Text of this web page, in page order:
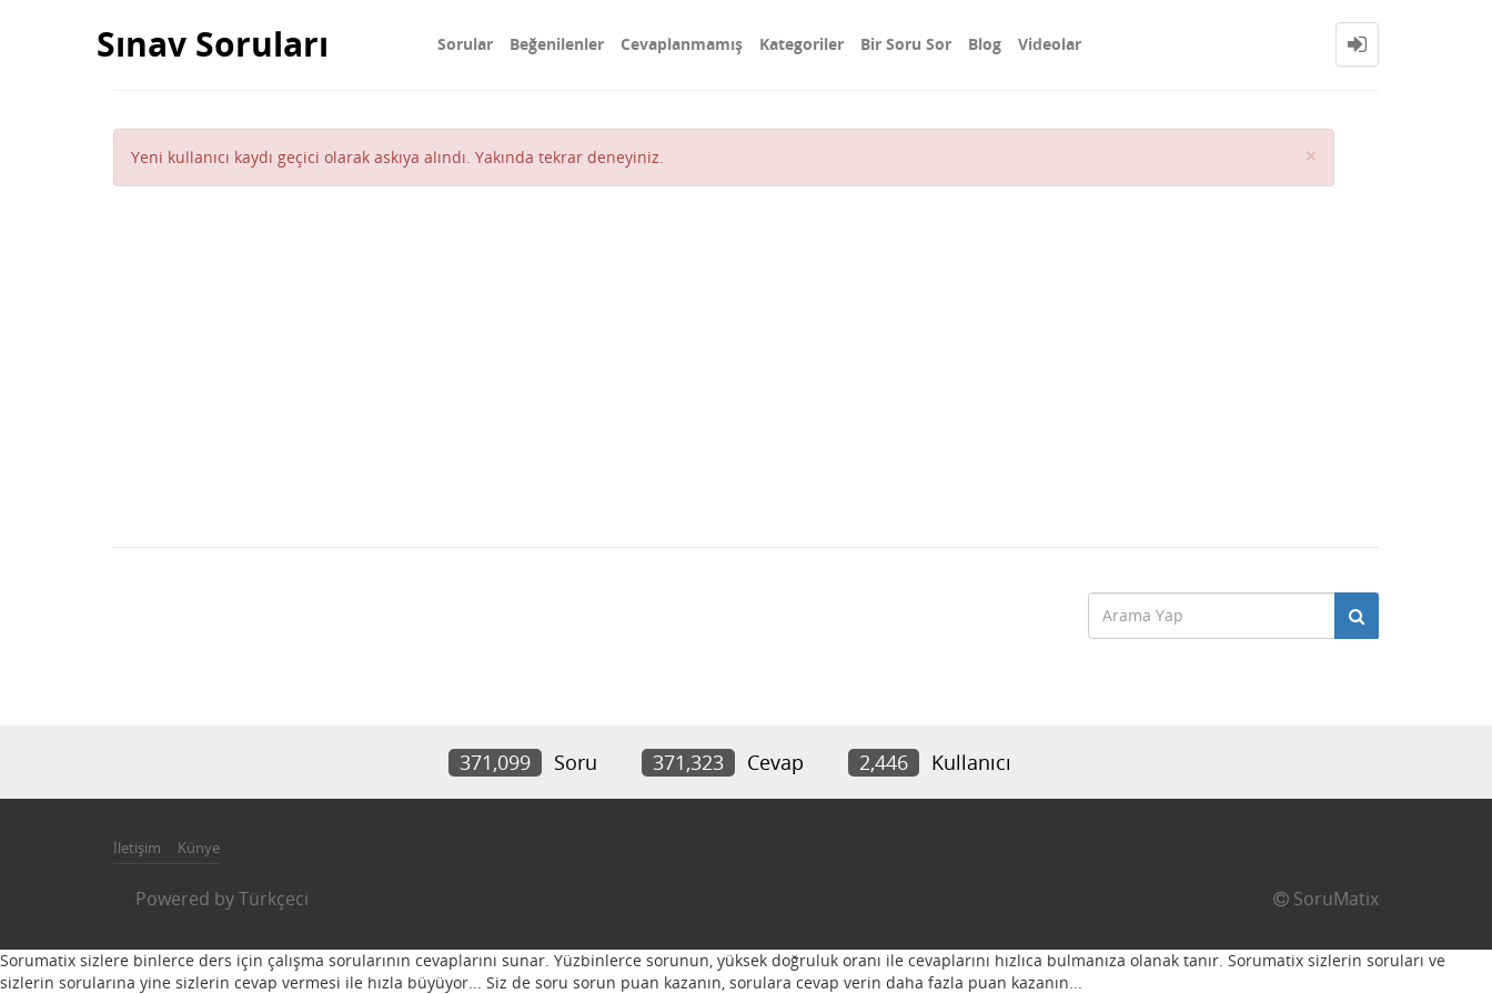
Sınav Soruları Sorular Beğenilenler Cevaplanmamış Kategoriler Bir Soru Sor Blog Videolar
Yeni kullanıcı kaydı geçici olarak askıya alındı. Yakında tekrar deneyiniz. ×
371,099 Soru 371,323 Cevap 2,446 Kullanıcı
İletişim Künye
Powered byTürkçeci SoruMatix
Sorumatix sizlere binlerce ders için çalışma sorularının cevaplarını sunar. Yüzbinlerce sorunun, yüksek doğruluk oranı ile cevaplarını hızlıca bulmanıza olanak tanır. Sorumatix sizlerin soruları ve
sizlerin sorularına yine sizlerin cevap vermesi ile hızla büyüyor... Siz de soru sorun puan kazanın, sorulara cevap verin daha fazla puan kazanın...